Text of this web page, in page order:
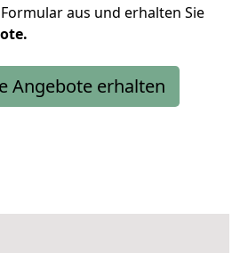
aus und erhalten Sie
Angebote erhalten